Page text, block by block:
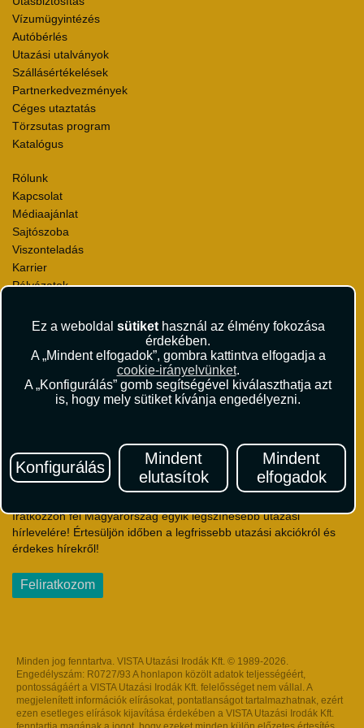
Ez a weboldal sütikethasznál az élmény fokozása
érdekében.
A „Mindent elfogadok”, gombra kattintva elfogadja a
cookie-irányelvünket.
A „Konfigurálás” gomb segítségével kiválaszthatja azt
is, hogy mely sütiket kívánja engedélyezni.
Konfigurálás
Mindent
elutasítok
Mindent
elfogadok
Vízumügyintézés
Autóbérlés
Utazási utalványok
Szállásértékelések
Partnerkedvezmények
Céges utaztatás
Törzsutas program
Katalógus
Rólunk
Kapcsolat
Médiaajánlat
Sajtószoba
Viszonteladás
Karrier
Pályázatok
Környezettudatosság
Utazási Csomag Szerződési Feltételek
Útlemondás-biztosítás Szerződési Feltételek
Utasbiztosítás Szerződési Feltételek
Repülőjegy Szerződési Feltételek
Hírlevél
Iratkozzon fel Magyarország egyik legszínesebb utazási
hírlevelére! Értesüljön időben a legfrissebb utazási akciókról és
érdekes hírekről!
Feliratkozom
Minden jog fenntartva. VISTA Utazási Irodák Kft. © 1989-2026.
Engedélyszám: R0727/93 A honlapon közölt adatok teljességéért,
pontosságáért a VISTA Utazási Irodák Kft. felelősséget nem vállal. A
megjelenített információk elírásokat, pontatlanságot tartalmazhatnak, ezért
ezen esetleges elírások kijavítása érdekében a VISTA Utazási Irodák Kft.